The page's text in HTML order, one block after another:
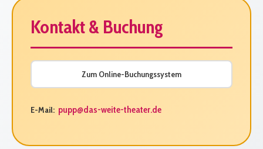
Kontakt & Buchung
Zum Online-Buchungssystem
E-Mail: pupp@das-weite-theater.de